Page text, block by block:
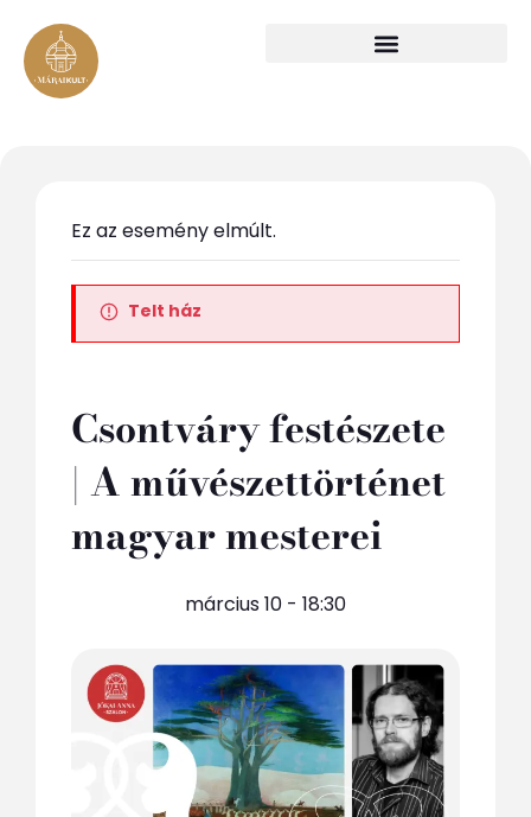
Ez az esemény elmúlt.
Telt ház
Csontváry festészete
| A művészettörténet
magyar mesterei
március 10 - 18:30